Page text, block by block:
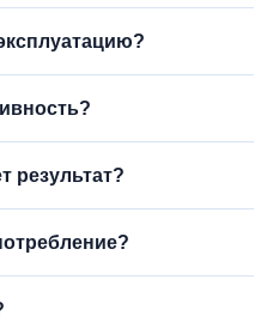
результат?